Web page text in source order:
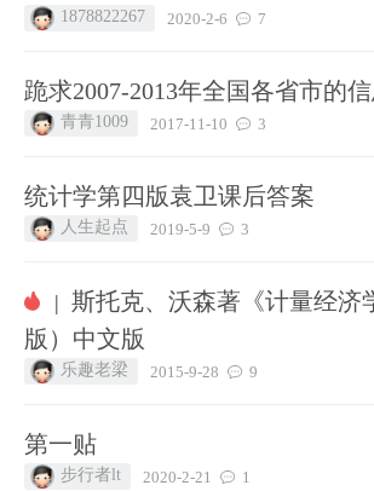
1878822267 2020-2-6 7
跪求2007-2013年全国各省市的
青青1009 2017-11-10 3
统计学第四版袁卫课后答案
人生起点 2019-5-9 3
| 斯托克、沃森著《计量经济
版）中文版
乐趣老梁 2015-9-28 9
第一贴
步行者lt 2020-2-21 1